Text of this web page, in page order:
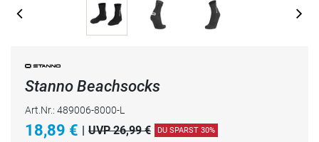
Stanno Beachsocks
Art.Nr.: 489006-8000-L
18,89 € | UVP 26,99 € DU SPARST 30%